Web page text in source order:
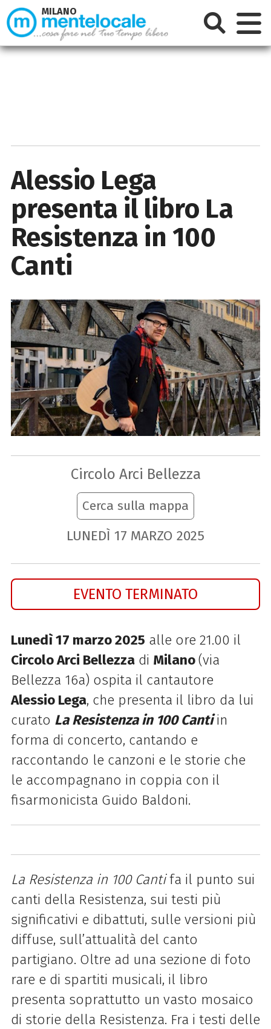
Alessio Lega
presenta il libro La
Resistenza in 100
Canti
Circolo Arci Bellezza
Cerca sulla mappa
LUNEDÌ 17 MARZO 2025
EVENTO TERMINATO
Lunedì 17 marzo 2025 alle ore 21.00 il
Circolo Arci Bellezzadi Milano(via
Bellezza 16a) ospita il cantautore
Alessio Lega, che presenta il libro da lui
curato La Resistenza in 100 Cantiin
forma di concerto, cantando e
raccontando le canzoni e le storie che
le accompagnano in coppia con il
fisarmonicista Guido Baldoni.
La Resistenza in 100 Cantifa il punto sui
canti della Resistenza, sui testi più
significativi e dibattuti, sulle versioni più
diffuse, sull’attualità del canto
partigiano. Oltre ad una sezione di foto
rare e di spartiti musicali, il libro
presenta soprattutto un vasto mosaico
di storie della Resistenza. Fra i testi delle
MILANO